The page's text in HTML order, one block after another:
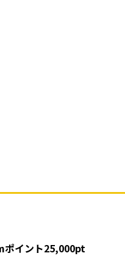
ポイント25,000pt